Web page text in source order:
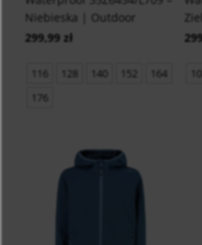
Niebieska | Outdoor
299,99 zł
116 128 140 152
164
176